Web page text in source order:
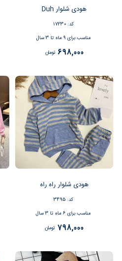
هودی شلوار Duh
کد: 17230
مناسب برای 9 ماه تا 3 سال
698,000 تومان
هودی شلوار راه راه
کد: 3495
مناسب برای 6 ماه تا 3 سال
798,000 تومان